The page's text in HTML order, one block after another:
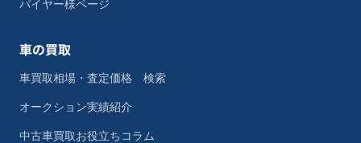
バイヤー様ページ
車の買取
車買取相場・査定価格 検索
オークション実績紹介
中古車買取お役立ちコラム